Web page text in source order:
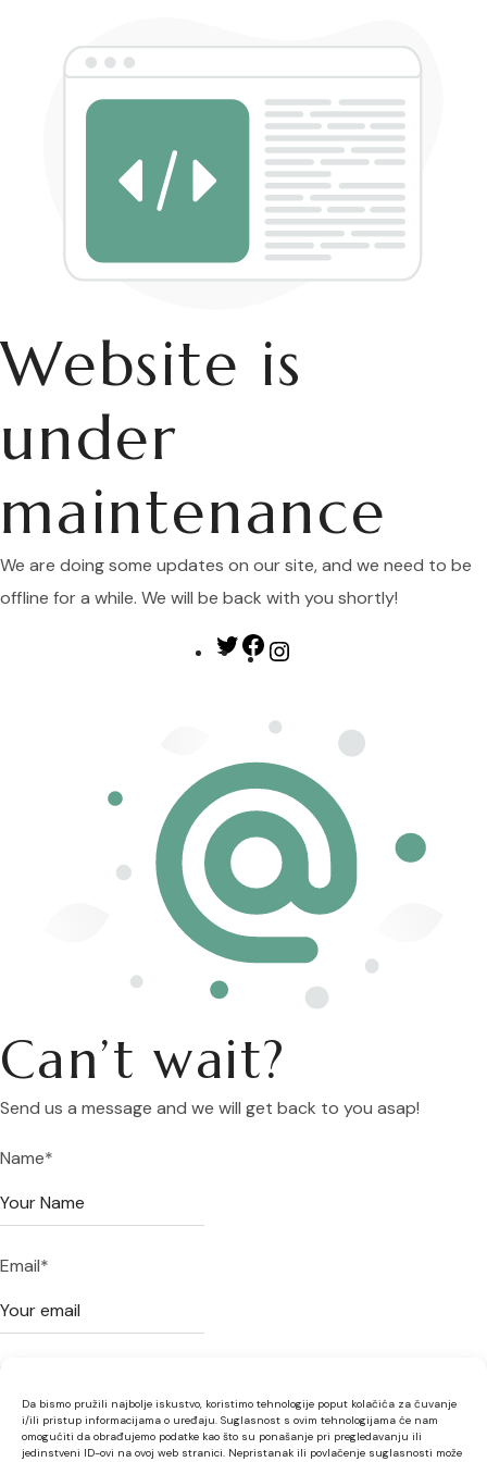
Da bismo pružili najbolje iskustvo, koristimo tehnologije poput kolačića za čuvanje
i/ili pristup informacijama o uređaju. Suglasnost s ovim tehnologijama će nam
omogućiti da obrađujemo podatke kao što su ponašanje pri pregledavanju ili
jedinstveni ID-ovi na ovoj web stranici. Nepristanak ili povlačenje suglasnosti može
Website is
under
maintenance
We are doing some updates on our site, and we need to be
offline for a while. We will be back with you shortly!
TwitterFacebook
Can’t wait?
Send us a message and we will get back to you asap!
Name*
Email*
Your message